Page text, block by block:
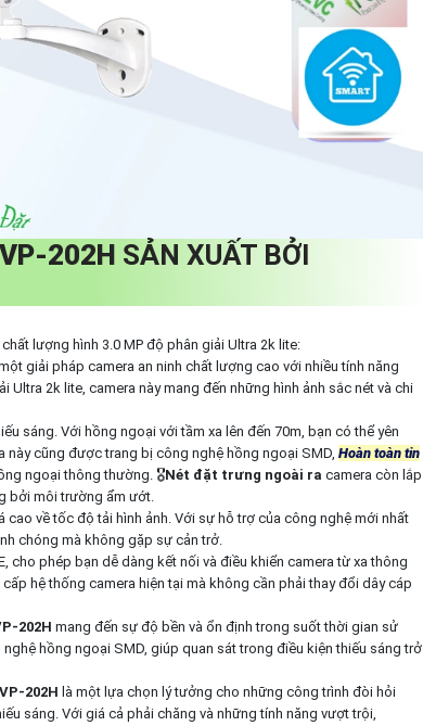
VP-202H SẢN XUẤT BỞI
lượng hình 3.0 MP độ phân giải Ultra 2k lite:
giải pháp camera an ninh chất lượng cao với nhiều tính năng
Ultra 2k lite, camera này mang đến những hình ảnh sắc nét và chi
sáng. Với hồng ngoại với tầm xa lên đến 70m, bạn có thể yên
này cũng được trang bị công nghệ hồng ngoại SMD, Hoàn toàn tin
ngoại thông thường. 🎖️Nét đặt trưng ngoài ra camera còn lắp
bởi môi trường ẩm ướt.
cao về tốc độ tải hình ảnh. Với sự hỗ trợ của công nghệ mới nhất
chóng mà không gặp sự cản trở.
cho phép bạn dễ dàng kết nối và điều khiển camera từ xa thông
hệ thống camera hiện tại mà không cần phải thay đổi dây cáp
202H mang đến sự độ bền và ổn định trong suốt thời gian sử
hồng ngoại SMD, giúp quan sát trong điều kiện thiếu sáng trở
VP-202H là một lựa chọn lý tưởng cho những công trình đòi hỏi
sáng. Với giá cả phải chăng và những tính năng vượt trội,